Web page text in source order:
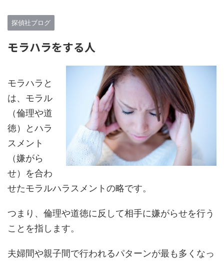
探偵社ブログ
モラハラをする人
モラハラと
は、モラル
（倫理や道
徳）とハラ
スメント
（嫌がら
せ）を合わ
せたモラルハラスメントの略です。
つまり、倫理や道徳に反して相手に嫌がらせを行う
ことを指します。
夫婦間や親子間で行われるパターンが最も多くなっ